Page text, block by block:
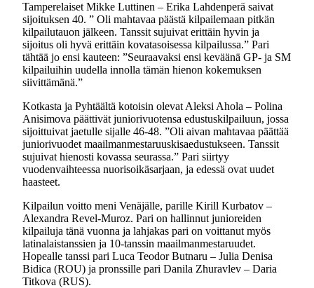
Tamperelaiset Mikke Luttinen – Erika Lahdenperä saivat
sijoituksen 40. ” Oli mahtavaa päästä kilpailemaan pitkän
kilpailutauon jälkeen. Tanssit sujuivat erittäin hyvin ja
sijoitus oli hyvä erittäin kovatasoisessa kilpailussa.” Pari
tähtää jo ensi kauteen: ”Seuraavaksi ensi keväänä GP- ja SM
kilpailuihin uudella innolla tämän hienon kokemuksen
siivittämänä.”
Kotkasta ja Pyhtäältä kotoisin olevat Aleksi Ahola – Polina
Anisimova päättivät juniorivuotensa edustuskilpailuun, jossa
sijoittuivat jaetulle sijalle 46-48. ”Oli aivan mahtavaa päättää
juniorivuodet maailmanmestaruuskisaedustukseen. Tanssit
sujuivat hienosti kovassa seurassa.” Pari siirtyy
vuodenvaihteessa nuorisoikäsarjaan, ja edessä ovat uudet
haasteet.
Kilpailun voitto meni Venäjälle, parille Kirill Kurbatov –
Alexandra Revel-Muroz. Pari on hallinnut junioreiden
kilpailuja tänä vuonna ja lahjakas pari on voittanut myös
latinalaistanssien ja 10-tanssin maailmanmestaruudet.
Hopealle tanssi pari Luca Teodor Butnaru – Julia Denisa
Bidica (ROU) ja pronssille pari Danila Zhuravlev – Daria
Titkova (RUS).